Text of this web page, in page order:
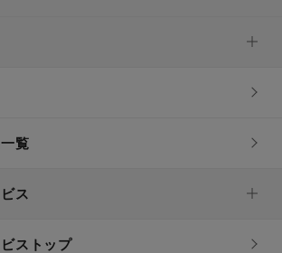
覧
ス
ストップ